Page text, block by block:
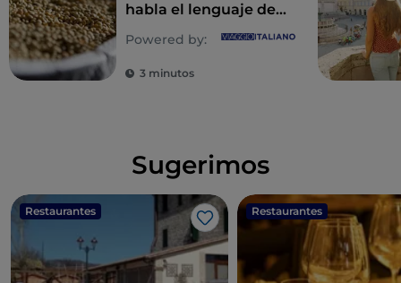
habla el lenguaje de
la naturaleza
Powered by:
3 minutos
Sugerimos
Restaurantes
Me gusta
Restaurantes